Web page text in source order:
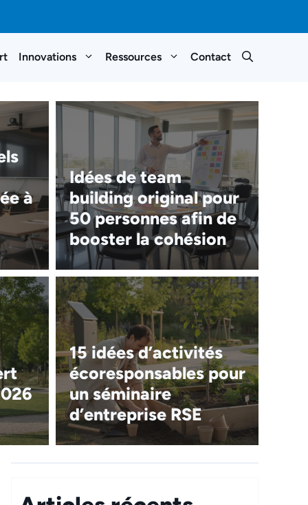
Innovations Ressources Contact
à
Idées de team
building original pour
50 personnes afin de
booster la cohésion
15 idées d’activités
écoresponsables pour
un séminaire
d’entreprise RSE